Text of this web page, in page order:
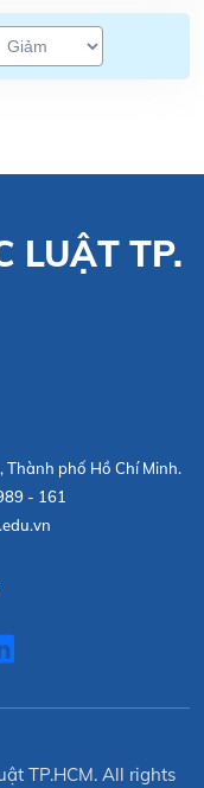
LUẬT TP.
phố Hồ Chí Minh.
- 161
TP.HCM. All rights